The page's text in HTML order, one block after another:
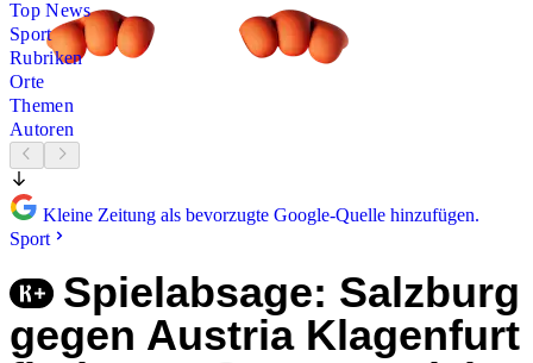
Top News
Sport
Rubriken
Orte
Themen
Autoren
Kleine Zeitung als bevorzugte Google-Quelle hinzufügen.
Sport
Spielabsage: Salzburg
gegen Austria Klagenfurt